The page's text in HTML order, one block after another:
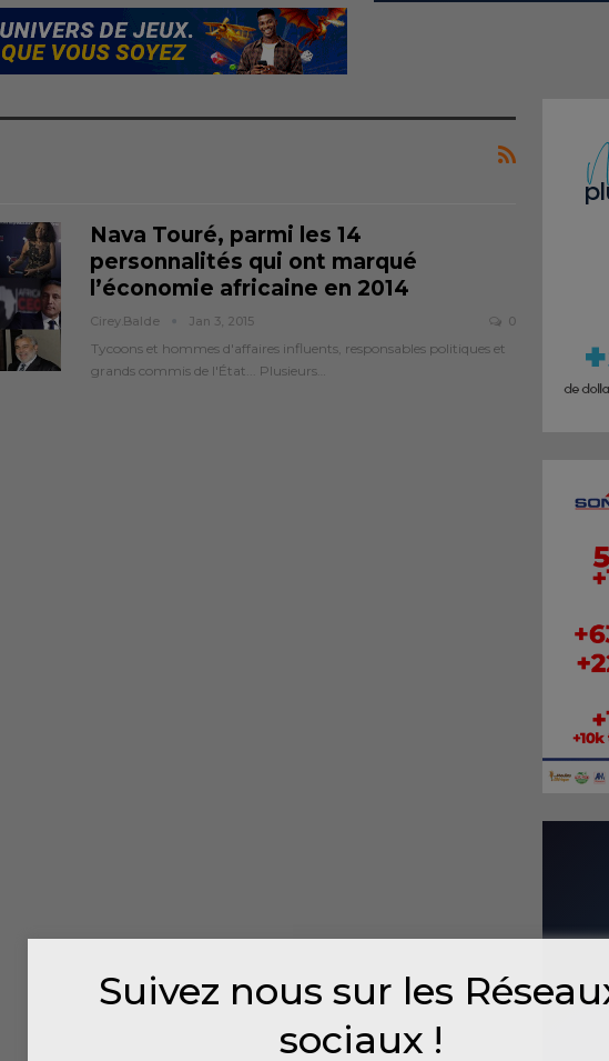
Nava Touré, parmi les 14
personnalités qui ont marqué
l’économie africaine en 2014
Cirey.balde Jan 3, 2015 0
Tycoons et hommes d'affaires influents, responsables politiques et
grands commis de l'État... Plusieurs…
Suivez nous sur les
sociaux !